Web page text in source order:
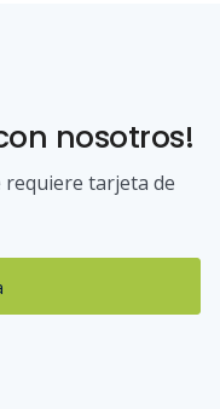
nosotros!
tarjeta de